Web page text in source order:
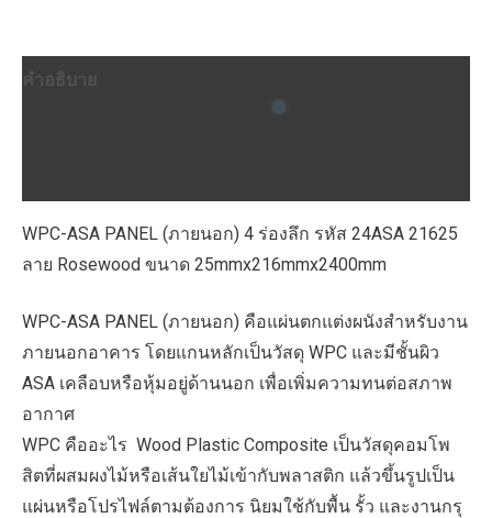
ลึก
รหัส
ขนาด
25mmx216mmx2400mm
คำอธิบาย
WPC-ASA PANEL (ภายนอก) 4 ร่องลึก รหัส 24ASA 21625
ลาย Rosewood ขนาด 25mmx216mmx2400mm
WPC-ASA PANEL (ภายนอก) คือแผ่นตกแต่งผนังสำหรับงาน
ภายนอกอาคาร โดยแกนหลักเป็นวัสดุ WPC และมีชั้นผิว
ASA เคลือบหรือหุ้มอยู่ด้านนอก เพื่อเพิ่มความทนต่อสภาพ
อากาศ
WPC คืออะไร Wood Plastic Composite เป็นวัสดุคอมโพ
สิตที่ผสมผงไม้หรือเส้นใยไม้เข้ากับพลาสติก แล้วขึ้นรูปเป็น
แผ่นหรือโปรไฟล์ตามต้องการ นิยมใช้กับพื้น รั้ว และงานกรุ